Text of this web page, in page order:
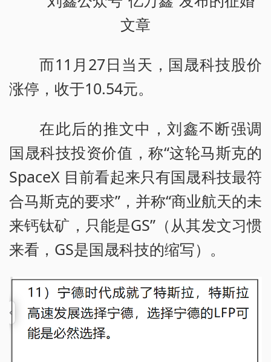
文章
而11月27日当天，国晟科技股价
涨停，收于10.54元。
在此后的推文中，刘鑫不断强调
国晟科技投资价值，称“这轮马斯克的
SpaceX 目前看起来只有国晟科技最符
合马斯克的要求”，并称“商业航天的未
来钙钛矿，只能是GS”（从其发文习惯
来看，GS是国晟科技的缩写）。